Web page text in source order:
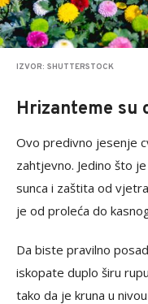
IZVOR: SHUTTERSTOCK
Hrizanteme su
Ovo predivno jesenje
zahtjevno. Jedino što
sunca i zaštita od
je od proleća do
Da biste pravilno
iskopate duplo širu
tako da je kruna u